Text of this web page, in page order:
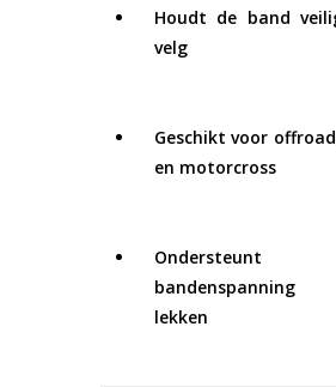
Houdt de band
velg
Geschikt voor
en motorcross
bandenspanning
lekken